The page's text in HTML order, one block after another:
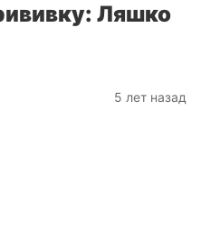
Ляшко
5 лет назад